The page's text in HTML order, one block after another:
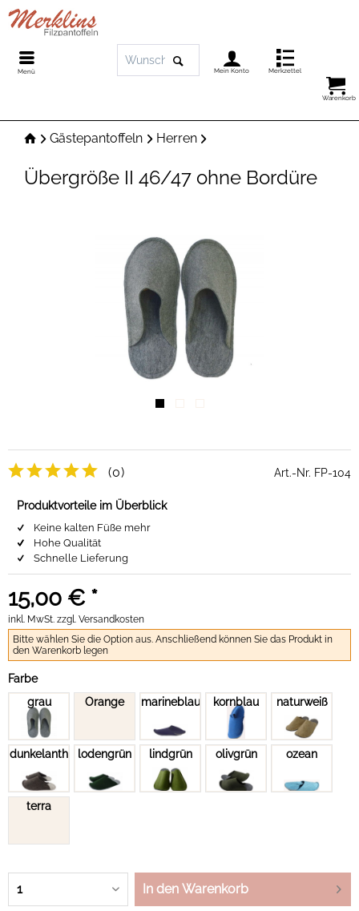
Menü Mein Konto Merkzettel
Warenkorb
Gästepantoffeln Herren
Übergröße II 46/47 ohne Bordüre
(0) Art.-Nr. FP-104
Produktvorteile im Überblick
Keine kalten Füße mehr
Hohe Qualität
Schnelle Lieferung
15,00 € *
inkl. MwSt. zzgl. Versandkosten
Bitte wählen Sie die Option aus. Anschließend können Sie das Produkt in
den Warenkorb legen
Farbe
grau
Orange marineblau kornblau naturweiß
dunkelanthrazitlodengrün lindgrün olivgrün ozean
terra
In den Warenkorb